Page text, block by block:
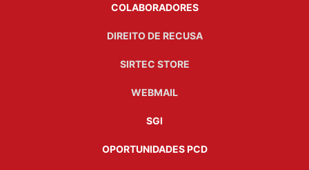
COLABORADORES
DIREITO DE RECUSA
SIRTEC STORE
WEBMAIL
SGI
OPORTUNIDADES PCD